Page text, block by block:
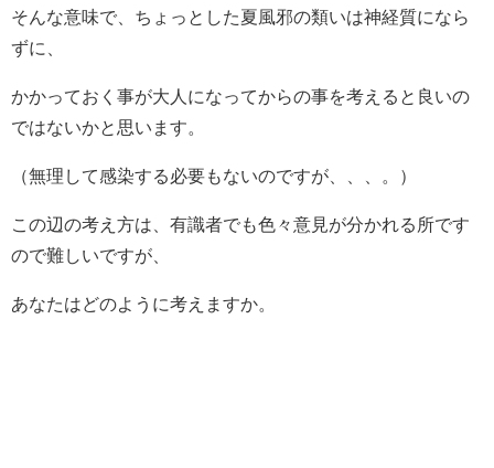
そんな意味で、ちょっとした夏風邪の類いは神経質になら
ずに、
かかっておく事が大人になってからの事を考えると良いの
ではないかと思います。
（無理して感染する必要もないのですが、、、。）
この辺の考え方は、有識者でも色々意見が分かれる所です
ので難しいですが、
あなたはどのように考えますか。